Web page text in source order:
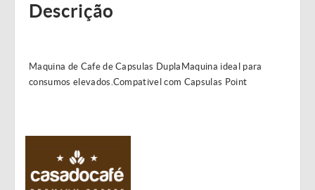
Descrição
Maquina de Cafe de Capsulas DuplaMaquina ideal para
consumos elevados.Compativel com Capsulas Point